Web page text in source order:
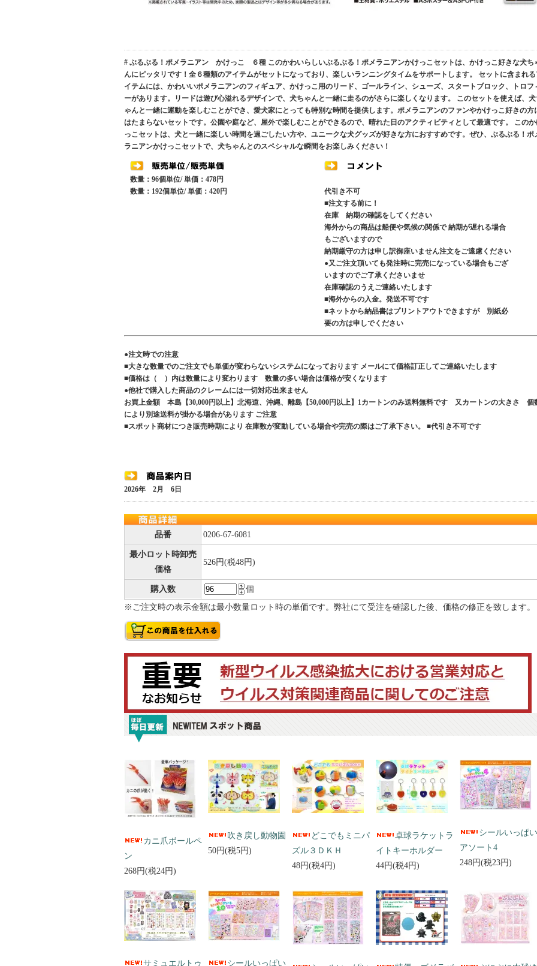
# ぶるぶる！ポメラニアン かけっこ ６種 このかわいらしいぶるぶる！ポメラニアンかけっこセットは、かけっこ好きな犬ち
んにピッタリです！全６種類のアイテムがセットになっており、楽しいランニングタイムをサポートします。 セットに含まれ
イテムには、かわいいポメラニアンのフィギュア、かけっこ用のリード、ゴールライン、シューズ、スタートブロック、トロフ
ーがあります。リードは遊び心溢れるデザインで、犬ちゃんと一緒に走るのがさらに楽しくなります。 このセットを使えば、
ゃんと一緒に運動を楽しむことができ、愛犬家にとっても特別な時間を提供します。ポメラニアンのファンやかけっこ好きの方
はたまらないセットです。公園や庭など、屋外で楽しむことができるので、晴れた日のアクティビティとして最適です。 この
っこセットは、犬と一緒に楽しい時間を過ごしたい方や、ユニークな犬グッズが好きな方におすすめです。ぜひ、ぶるぶる！ポ
ラニアンかけっこセットで、犬ちゃんとのスペシャルな瞬間をお楽しみください！
数量：96個単位/ 単価：478円
数量：192個単位/ 単価：420円
代引き不可
■注文する前に！
在庫 納期の確認をしてください
海外からの商品は船便や気候の関係で 納期が遅れる場合
もございますので
納期厳守の方は申し訳御座いません注文をご遠慮ください
●又ご注文頂いても発注時に完売になっている場合もござ
いますのでご了承くださいませ
在庫確認のうえご連絡いたします
■海外からの入金。発送不可です
■ネットから納品書はプリントアウトできますが 別紙必
要の方は申しでください
●注文時での注意
■大きな数量でのご注文でも単価が変わらないシステムになっております メールにて価格訂正してご連絡いたします
■価格は（ ）内は数量により変わります 数量の多い場合は価格が安くなります
●他社で購入した商品のクレームには一切対応出来ません
お買上金額 本島【30,000円以上】北海道、沖縄、離島【50,000円以上】1カートンのみ送料無料です 又カートンの大きさ 個
により別途送料が掛かる場合があります ご注意
■スポット商材につき販売時期により 在庫数が変動している場合や完売の際はご了承下さい。 ■代引き不可です
2026年 2月 6日
品番 0206-67-6081
最小ロット時卸売
価格
526円(税48円)
購入数
個
※ご注文時の表示金額は最小数量ロット時の単価です。弊社にて受注を確認した後、価格の修正を致します。
カニ爪ボールペ
ン
268円(税24円)
吹き戻し動物園
50円(税5円)
どこでもミニパ
ズル３ＤＫＨ
48円(税4円)
卓球ラケットラ
イトキーホルダー
44円(税4円)
シールいっぱい
アソート4
248円(税23円)
サミュエルトゥ
シールいっぱい